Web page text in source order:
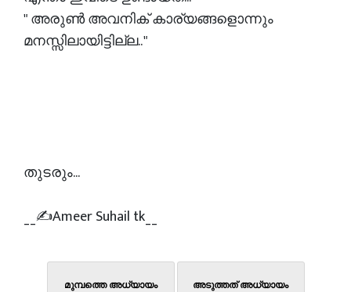
" അരുൺ അവനിക് കാര്യങ്ങളൊന്നും
മനസ്സിലായിട്ടില്ല.. "
തുടരും...
__✍️Ameer Suhail tk__
മുമ്പത്തെ അധ്യായം അടുത്തത് അധ്യായം